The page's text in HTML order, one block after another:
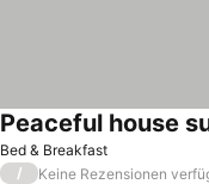
Bed & Breakfast
Peaceful house
/ Keine Rezensionen